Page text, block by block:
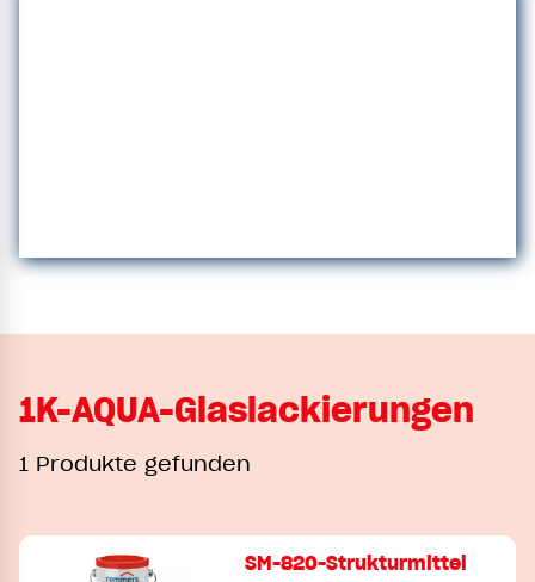
1K-AQUA-Glaslackierungen
1 Produkte gefunden
SM-820-Strukturmittel